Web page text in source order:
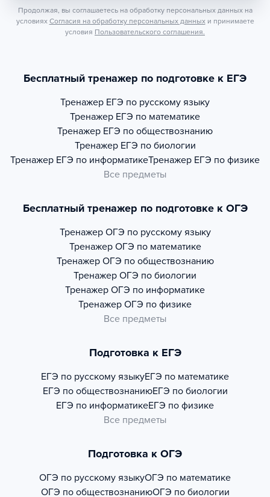
Продолжая, вы соглашаетесь на обработку персональных данных на
условиях Согласия на обработку персональных данных и принимаете
условия Пользовательского соглашения.
Бесплатный тренажер по подготовке к ЕГЭ
Тренажер ЕГЭ по русскому языку
Тренажер ЕГЭ по математике
Тренажер ЕГЭ по обществознанию
Тренажер ЕГЭ по биологии
Тренажер ЕГЭ по информатикеТренажер ЕГЭ по физике
Все предметы
Бесплатный тренажер по подготовке к ОГЭ
Тренажер ОГЭ по русскому языку
Тренажер ОГЭ по математике
Тренажер ОГЭ по обществознанию
Тренажер ОГЭ по биологии
Тренажер ОГЭ по информатике
Тренажер ОГЭ по физике
Все предметы
Подготовка к ЕГЭ
ЕГЭ по русскому языкуЕГЭ по математике
ЕГЭ по обществознаниюЕГЭ по биологии
ЕГЭ по информатикеЕГЭ по физике
Все предметы
Подготовка к ОГЭ
ОГЭ по русскому языкуОГЭ по математике
ОГЭ по обществознаниюОГЭ по биологии